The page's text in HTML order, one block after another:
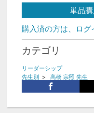
単品
購入済の方は、ロ
カテゴリ
リーダーシップ
先生別 > 髙橋 宗照 先生